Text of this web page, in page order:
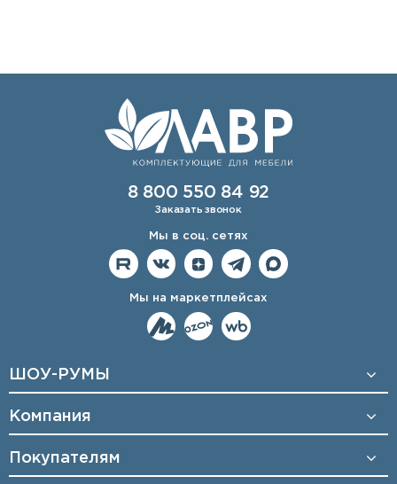
8 800 550 84 92
Заказать звонок
Мы в соц. сетях
Мы на маркетплейсах
ШОУ-РУМЫ
Компания
Покупателям